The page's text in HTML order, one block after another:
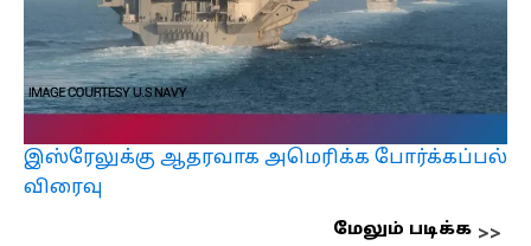
இஸ்ரேலுக்கு ஆதரவாக அமெரிக்க போர்க்கப்பல்
விரைவு
மேலும் படிக்க